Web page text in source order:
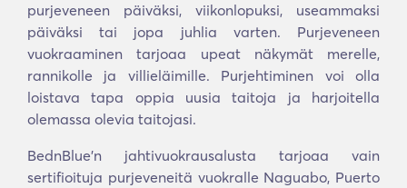
purjeveneen päiväksi, viikonlopuksi, useammaksi
päiväksi tai jopa juhlia varten. Purjeveneen
vuokraaminen tarjoaa upeat näkymät merelle,
rannikolle ja villieläimille. Purjehtiminen voi olla
loistava tapa oppia uusia taitoja ja harjoitella
olemassa olevia taitojasi.
BednBlue'n jahtivuokrausalusta tarjoaa vain
sertifioituja purjeveneitä vuokralle Naguabo, Puerto